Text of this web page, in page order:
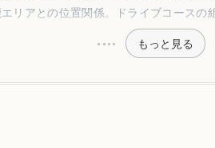
リアとの位置関係。ドライブコースの
もっと見る